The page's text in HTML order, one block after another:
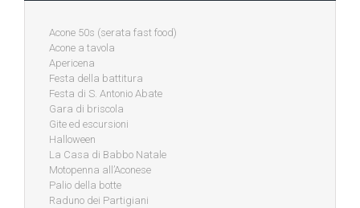
Acone 50s (serata fast food)
Acone a tavola
Apericena
Festa della battitura
Festa di S. Antonio Abate
Gara di briscola
Gite ed escursioni
Halloween
La Casa di Babbo Natale
Motopenna all’Aconese
Palio della botte
Raduno dei Partigiani